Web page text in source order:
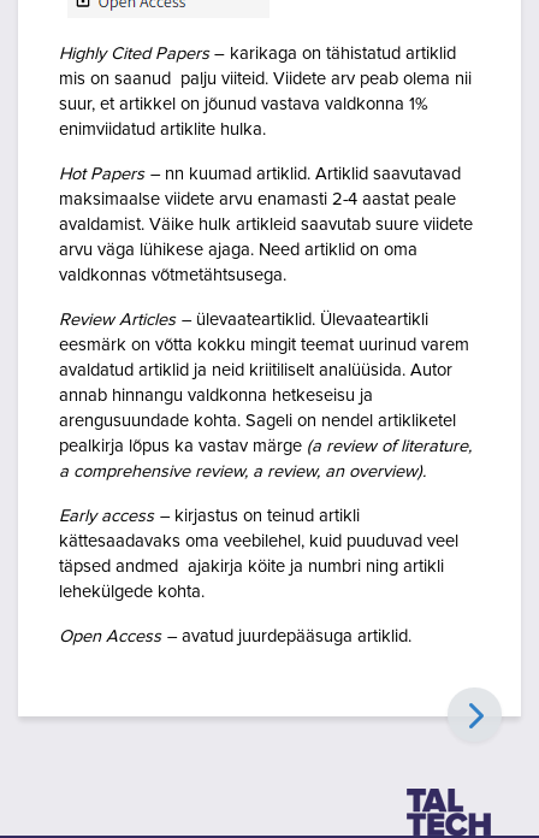
Highly Cited Papers– karikaga on tähistatud artiklid
mis on saanud palju viiteid. Viidete arv peab olema nii
suur, et artikkel on jõunud vastava valdkonna 1%
enimviidatud artiklite hulka.
Hot Papers – nn kuumad artiklid. Artiklid saavutavad
maksimaalse viidete arvu enamasti 2-4 aastat peale
avaldamist. Väike hulk artikleid saavutab suure viidete
arvu väga lühikese ajaga. Need artiklid on oma
valdkonnas võtmetähtsusega.
Review Articles – ülevaateartiklid. Ülevaateartikli
eesmärk on võtta kokku mingit teemat uurinud varem
avaldatud artiklid ja neid kriitiliselt analüüsida. Autor
annab hinnangu valdkonna hetkeseisu ja
arengusuundade kohta. Sageli on nendel artikliketel
pealkirja lõpus ka vastav märge (a review of literature,
a comprehensive review, a review, an overview).
Early access – kirjastus on teinud artikli
kättesaadavaks oma veebilehel, kuid puuduvad veel
täpsed andmed ajakirja köite ja numbri ning artikli
lehekülgede kohta.
Open Access – avatud juurdepääsuga artiklid.